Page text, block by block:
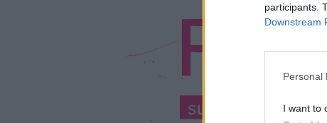
participants.
Downstream
Personal
I want to